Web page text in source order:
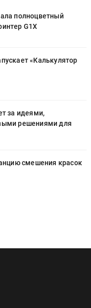
полноцветный
G1X
«Калькулятор
за идеями,
решениями для
смешения красок